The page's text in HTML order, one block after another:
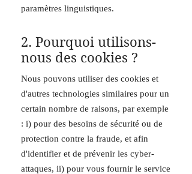
paramètres linguistiques.
2. Pourquoi utilisons-
nous des cookies ?
Nous pouvons utiliser des cookies et
d'autres technologies similaires pour un
certain nombre de raisons, par exemple
: i) pour des besoins de sécurité ou de
protection contre la fraude, et afin
d'identifier et de prévenir les cyber-
attaques, ii) pour vous fournir le service